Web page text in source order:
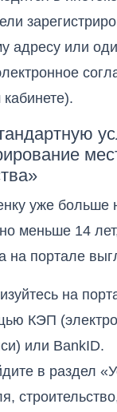
адресу или
уже больше
меньше 14
на портале
на
КЭП
или BankID.
в раздел